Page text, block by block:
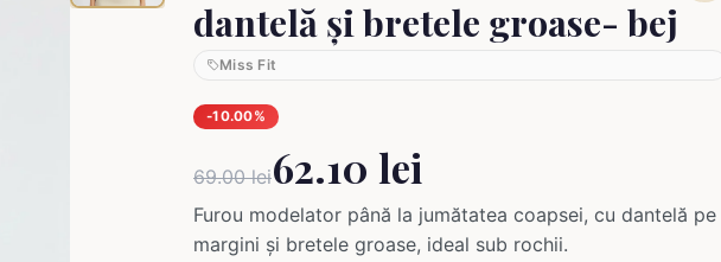
dantelă și bretele groase- bej
Miss Fit
-10.00%
69.00 lei62.10 lei
Furou modelator până la jumătatea coapsei, cu dantelă pe
margini și bretele groase, ideal sub rochii.